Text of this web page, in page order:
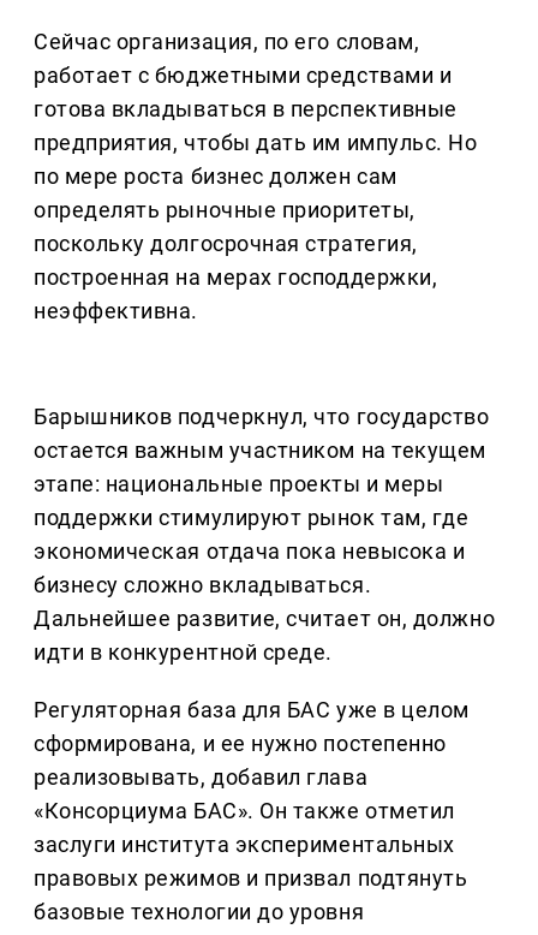
Сейчас организация, по его словам,
работает с бюджетными средствами и
готова вкладываться в перспективные
предприятия, чтобы дать им импульс. Но
по мере роста бизнес должен сам
определять рыночные приоритеты,
поскольку долгосрочная стратегия,
построенная на мерах господдержки,
неэффективна.
Барышников подчеркнул, что государство
остается важным участником на текущем
этапе: национальные проекты и меры
поддержки стимулируют рынок там, где
экономическая отдача пока невысока и
бизнесу сложно вкладываться.
Дальнейшее развитие, считает он, должно
идти в конкурентной среде.
Регуляторная база для БАС уже в целом
сформирована, и ее нужно постепенно
реализовывать, добавил глава
«Консорциума БАС». Он также отметил
заслуги института экспериментальных
правовых режимов и призвал подтянуть
базовые технологии до уровня